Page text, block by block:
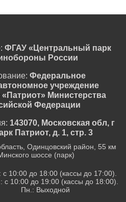
ФГАУ «Центральный парк
России
Федеральное
учреждение
Министерства
Федерации
143070, Московская обл, г
Патриот, д. 1, стр. 3
Одинцовский район, 55 км
шоссе (парк)
с 10:00 до 18:00 (кассы до 17:00).
с 10:00 до 19:00 (кассы до 18:00).
Пн.: Выходной